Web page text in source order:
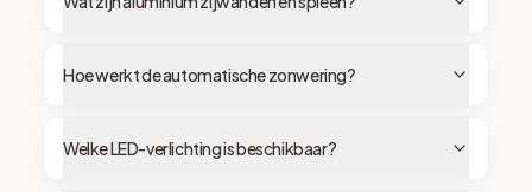
Hoe werkt de automatische zonwering?
Welke LED-verlichting is beschikbaar?